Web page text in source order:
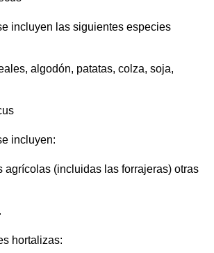
incluyen las siguientes especies
algodón, patatas, colza, soja,
incluyen:
agrícolas (incluidas las forrajeras) otras
hortalizas: